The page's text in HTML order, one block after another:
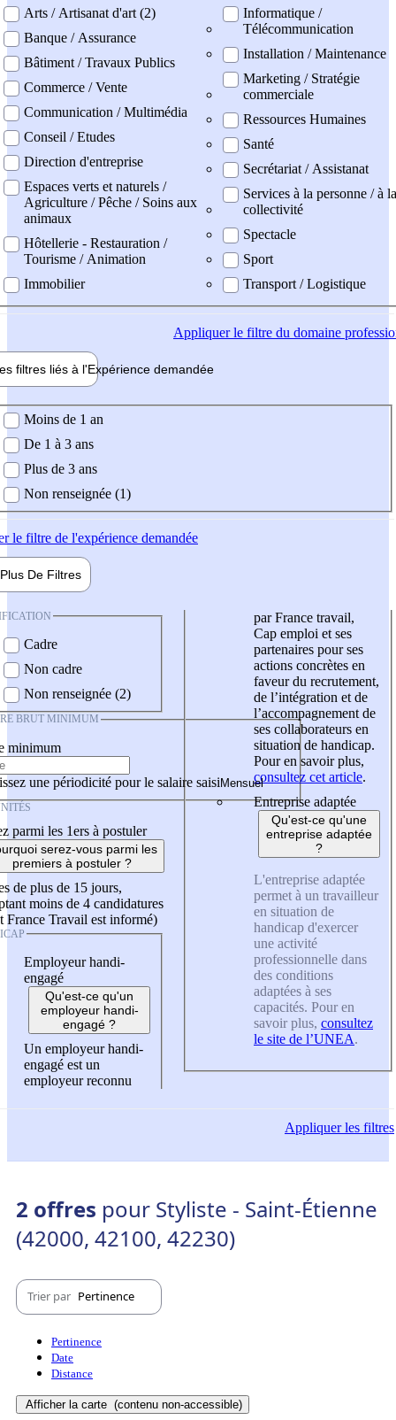
Arts / Artisanat d'art (2)
Banque / Assurance
Bâtiment / Travaux Publics
Commerce / Vente
Communication / Multimédia
Conseil / Etudes
Direction d'entreprise
Espaces verts et naturels /
Agriculture / Pêche / Soins aux
animaux
Hôtellerie - Restauration /
Tourisme / Animation
Immobilier
Informatique /
Télécommunication
Installation / Maintenance
Marketing / Stratégie
commerciale
Ressources Humaines
Santé
Secrétariat / Assistanat
Services à la personne / à la
collectivité
Spectacle
Sport
Transport / Logistique
Appliquerle filtre du domaine
filtres liés à l'Expérience demandée
demandée
Moins de 1 an
De 1 à 3 ans
Plus de 3 ans
Non renseignée (1)
le filtre de l'expérience demandée
Plus De Filtres
Cadre
Non cadre
Non renseignée (2)
BRUT MINIMUM
minimum
une périodicité pour le salaire saisi
parmi les 1ers à postuler
serez-vous parmi les
premiers à postuler ?
de plus de 15 jours,
moins de 4 candidatures
France Travail est informé)
Employeur handi-
engagé
Qu'est-ce qu'un
employeur handi-
engagé ?
Un employeur handi-
engagé est un
employeur reconnu
par France travail,
Cap emploi et ses
partenaires pour ses
actions concrètes en
faveur du recrutement,
de l’intégration et de
l’accompagnement de
ses collaborateurs en
situation de handicap.
Pour en savoir plus,
consultez cet article.
Entreprise adaptée
Qu'est-ce qu'une
entreprise adaptée
?
L'entreprise adaptée
permet à un travailleur
en situation de
handicap d'exercer
une activité
professionnelle dans
des conditions
adaptées à ses
capacités. Pour en
savoir plus, consultez
le site de l’UNEA.
Appliquerles filtres
2 offres pour Styliste - Saint-Étienne
(42000, 42100, 42230)
Trier par Pertinence
Pertinence
Date
Distance
Afficher la carte (contenu non-accessible)